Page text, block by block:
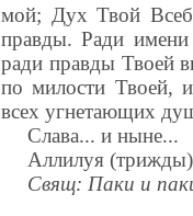
мой; Дух Твой
правды. Ради
ради правды Твоей
по милости Твоей,
всех угнетающих
Слава... и ныне...
Аллилуя
Свящ: Паки и